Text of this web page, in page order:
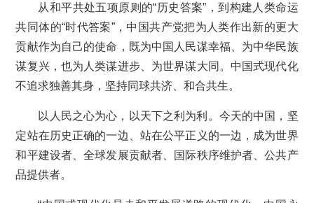
从和平共处五项原则的“历史答案”，到构建人类命运
共同体的“时代答案”，中国共产党把为人类作出新的更大
贡献作为自己的使命，既为中国人民谋幸福、为中华民族
谋复兴，也为人类谋进步、为世界谋大同。中国式现代化
不追求独善其身，坚持同球共济、和合共生。
以人民之心为心，以天下之利为利。今天的中国，坚
定站在历史正确的一边、站在公平正义的一边，成为世界
和平建设者、全球发展贡献者、国际秩序维护者、公共产
品提供者。